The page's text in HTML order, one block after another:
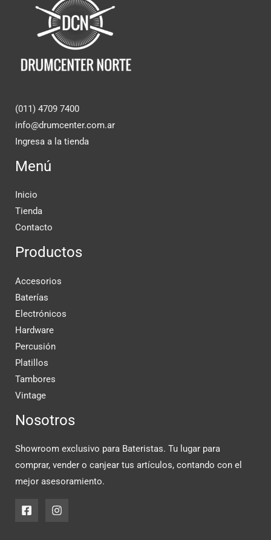
(011) 4709 7400
info@drumcenter.com.ar
Ingresa a la tienda
Menú
Inicio
Tienda
Contacto
Productos
Accesorios
Baterías
Electrónicos
Hardware
Percusión
Platillos
Tambores
Vintage
Nosotros
Showroom exclusivo para Bateristas. Tu lugar para
comprar, vender o canjear tus artículos, contando con el
mejor asesoramiento.